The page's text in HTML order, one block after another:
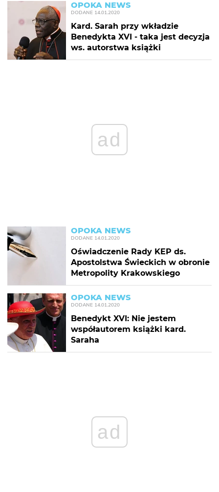
OPOKA NEWS
DODANE 14.01.2020
Kard. Sarah przy wkładzie
Benedykta XVI - taka jest decyzja
ws. autorstwa książki
ad
OPOKA NEWS
DODANE 14.01.2020
Oświadczenie Rady KEP ds.
Apostolstwa Świeckich w obronie
Metropolity Krakowskiego
OPOKA NEWS
DODANE 14.01.2020
Benedykt XVI: Nie jestem
współautorem książki kard.
Saraha
ad